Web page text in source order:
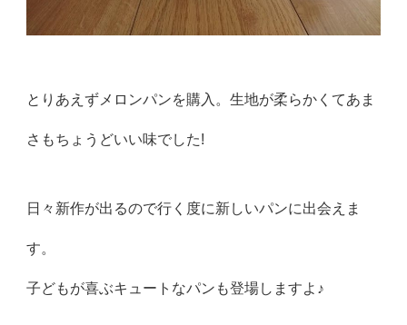
とりあえずメロンパンを購入。生地が柔らかくてあま
さもちょうどいい味でした!
日々新作が出るので行く度に新しいパンに出会えま
す。
子どもが喜ぶキュートなパンも登場しますよ♪